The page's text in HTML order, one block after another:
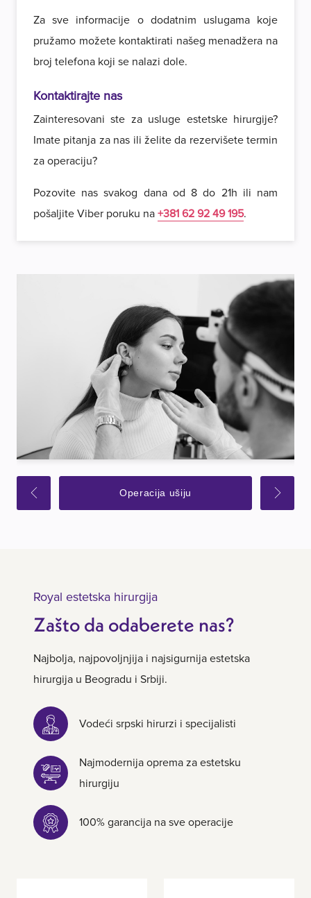
Za sve informacije o dodatnim uslugama koje
pružamo možete kontaktirati našeg menadžera na
broj telefona koji se nalazi dole.
Kontaktirajte nas
Zainteresovani ste za usluge estetske hirurgije?
Imate pitanja za nas ili želite da rezervišete termin
za operaciju?
Pozovite nas svakog dana od 8 do 21h ili nam
pošaljite Viber poruku na +381 62 92 49 195.
Operacija ušiju
Royal estetska hirurgija
Zašto da odaberete nas?
Najbolja, najpovoljnjija i najsigurnija estetska
hirurgija u Beogradu i Srbiji.
Vodeći srpski hirurzi i specijalisti
Najmodernija oprema za estetsku
hirurgiju
100% garancija na sve operacije